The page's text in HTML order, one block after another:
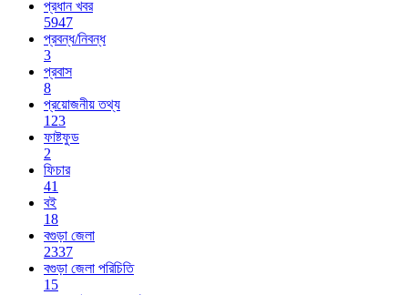
প্রধান খবর
5947
প্রবন্ধ/নিবন্ধ
3
প্রবাস
8
প্রয়োজনীয় তথ্য
123
ফাষ্টফুড
2
ফিচার
41
বই
18
বগুড়া জেলা
2337
বগুড়া জেলা পরিচিতি
15